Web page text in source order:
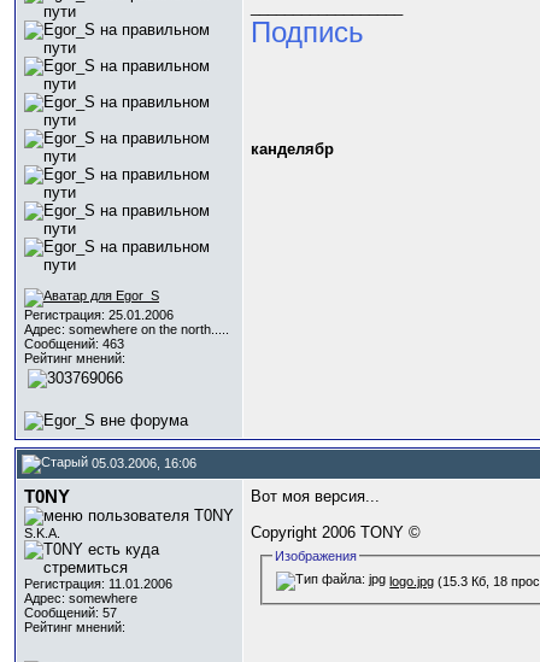
Регистрация: 25.01.2006
Адрес: somewhere on the north.....
Сообщений: 463
Рейтинг мнений:
Подпись
канделябр
05.03.2006, 16:06
T0NY
S.K.A.
Регистрация: 11.01.2006
Адрес: somewhere
Сообщений: 57
Рейтинг мнений:
Вот моя версия...
Copyright 2006 TONY ©
Изображения
logo.jpg (15.3 Кб, 18